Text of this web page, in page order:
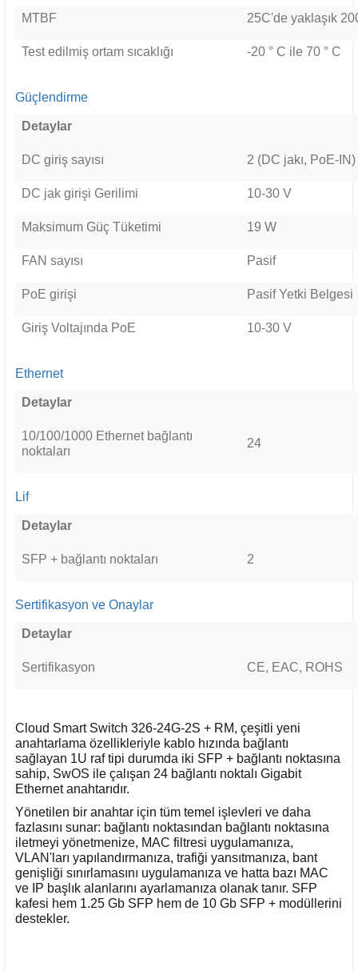
MTBF 25C'de yaklaşık
Test edilmiş ortam sıcaklığı -20 ° C ile 70 ° C
Güçlendirme
Detaylar
DC giriş sayısı 2 (DC jakı, PoE-IN)
DC jak girişi Gerilimi 10-30 V
Maksimum Güç Tüketimi 19 W
FAN sayısı Pasif
PoE girişi Pasif Yetki Belgesi
Giriş Voltajında ​​PoE 10-30 V
Ethernet
Detaylar
10/100/1000 Ethernet bağlantı
noktaları
24
Lif
Detaylar
SFP + bağlantı noktaları 2
Sertifikasyon ve Onaylar
Detaylar
Sertifikasyon CE, EAC, ROHS
Cloud Smart Switch 326-24G-2S + RM, çeşitli yeni
anahtarlama özellikleriyle kablo hızında bağlantı
sağlayan 1U raf tipi durumda iki SFP + bağlantı noktasına
sahip, SwOS ile çalışan 24 bağlantı noktalı Gigabit
Ethernet anahtarıdır.
Yönetilen bir anahtar için tüm temel işlevleri ve daha
fazlasını sunar: bağlantı noktasından bağlantı noktasına
iletmeyi yönetmenize, MAC filtresi uygulamanıza,
VLAN'ları yapılandırmanıza, trafiği yansıtmanıza, bant
genişliği sınırlamasını uygulamanıza ve hatta bazı MAC
ve IP başlık alanlarını ayarlamanıza olanak tanır. SFP
kafesi hem 1.25 Gb SFP hem de 10 Gb SFP + modüllerini
destekler.